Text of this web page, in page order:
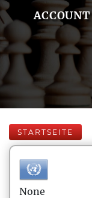
STARTSEITE
None